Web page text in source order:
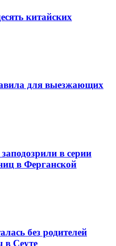
китайских
для выезжающих
в серии
в Ферганской
без родителей
в Сеуте